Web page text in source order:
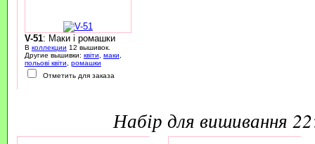
V-51: Маки і ромашки
В коллекции 12 вышивок.
Другие вышивки: квіти, маки,
польові квіти, ромашки
Отметить для заказа
набір для вишивання